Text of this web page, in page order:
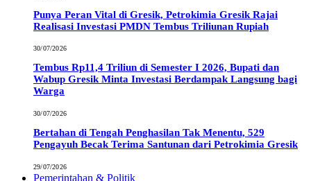
Punya Peran Vital di Gresik, Petrokimia Gresik Rajai
Realisasi Investasi PMDN Tembus Triliunan Rupiah
30/07/2026
Tembus Rp11,4 Triliun di Semester I 2026, Bupati dan
Wabup Gresik Minta Investasi Berdampak Langsung bagi
Warga
30/07/2026
Bertahan di Tengah Penghasilan Tak Menentu, 529
Pengayuh Becak Terima Santunan dari Petrokimia Gresik
29/07/2026
Pemerintahan & Politik